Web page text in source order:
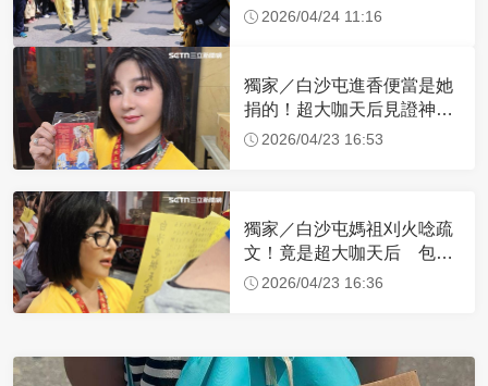
倍」 醫曝原因
2026/04/24 11:16
獨家／白沙屯進香便當是她
捐的！超大咖天后見證神
蹟 一靠近媽祖就爆哭
2026/04/23 16:53
獨家／白沙屯媽祖刈火唸疏
文！竟是超大咖天后 包尿
布忍尿5小時不喊累
2026/04/23 16:36